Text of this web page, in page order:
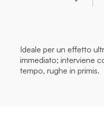
Ideale per un effetto
immediato; interviene
tempo, rughe in primis.